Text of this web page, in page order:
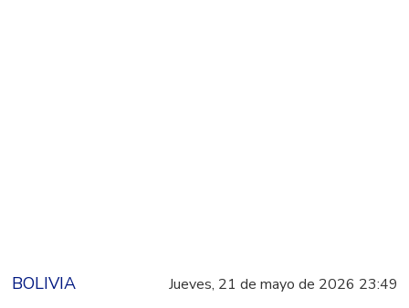
BOLIVIA Jueves, 21 de mayo de 2026 23:49